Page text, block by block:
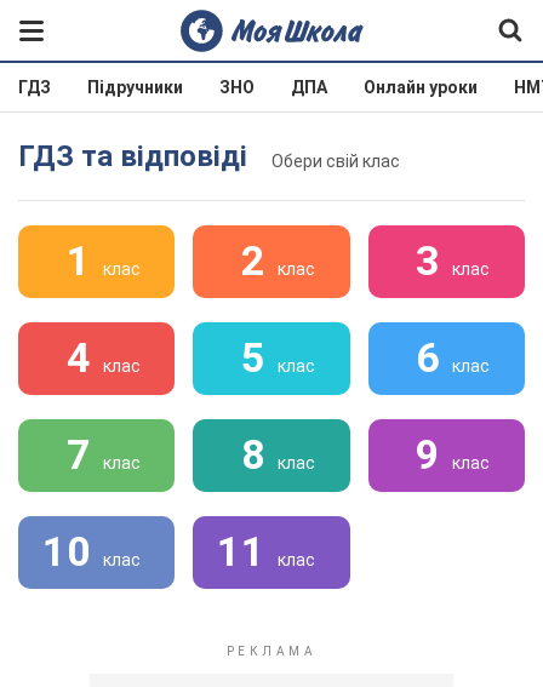
ГДЗ Підручники ЗНО ДПА Онлайн уроки
ГДЗ та відповіді Обери свій клас
1 клас 2 клас 3 клас
4 клас 5 клас 6 клас
7 клас 8 клас 9 клас
10 клас 11 клас